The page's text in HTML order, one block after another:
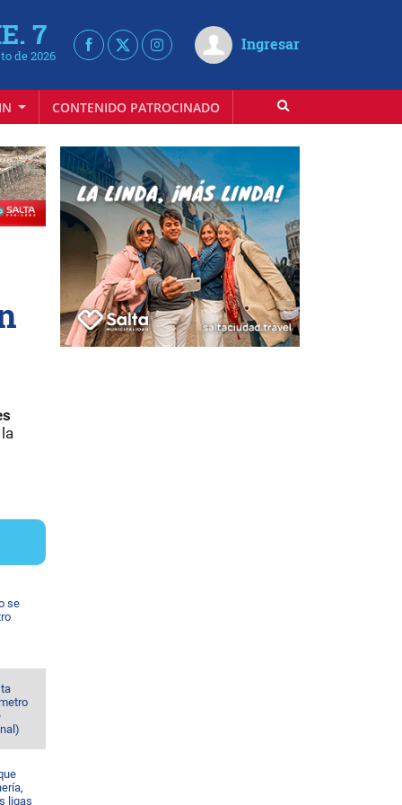
7
de 2026
Ingresar
CONTENIDO PATROCINADO
se
ligas